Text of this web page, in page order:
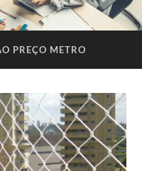
PREÇO METRO